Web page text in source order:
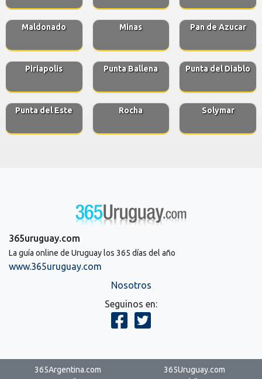
Maldonado Minas Pan de Azucar
Piriapolis Punta Ballena Punta del Diablo
Punta del Este Rocha Solymar
365uruguay.com
La guía online de Uruguay los 365 días del año
www.365uruguay.com
Nosotros
Seguinos en:
365Argentina.com
365Uruguay.com